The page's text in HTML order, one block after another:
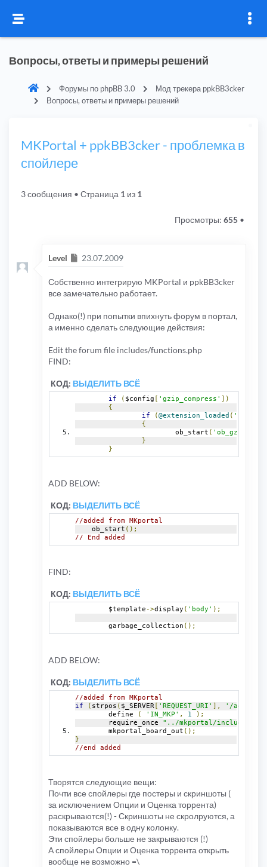
Вопросы, ответы и примеры решений
Форумы по phpBB 3.0
Мод трекера ppkBB3cker
Вопросы, ответы и примеры решений
MKPortal + ppkBB3cker - проблемка в
спойлере
3 сообщения • Страница 1 из 1
Просмотры: 655 •
Level Сообщение
23.07.2009
Собственно интегрирую MKPortal и ppkBB3cker
все замечательно работает.
Однако(!) при попытки впихнуть форум в портал,
а именно сделать следующие действия:
Edit the forum file includes/functions.php
FIND:
КОД: ВЫДЕЛИТЬ ВСЁ
if ( $config 'gzip_compress'
])
{
if
( @extension_loaded ( 'zlib'
{
			ob_start
(
}
}
ADD BELOW:
КОД: ВЫДЕЛИТЬ ВСЁ
//added from MKportal
    ob_start
();
// End added
FIND:
КОД: ВЫДЕЛИТЬ ВСЁ
	$template
->display ( 'body' );
	garbage_collection
();
ADD BELOW:
КОД: ВЫДЕЛИТЬ ВСЁ
//added from MKportal
if
( strpos ( $_SERVER [ 'REQUEST_URI' ], '/adm/'
	define
( 'IN_MKP' , 1
);
	require_once
"../mkportal/include/
	mkportal_board_out
();
}
//end added
Творятся следующие вещи:
Почти все спойлеры где постеры и скриншоты (
за исключением Опции и Оценка торрента)
раскрываются(!) - Скриншоты не скролруются, а
показываются все в одну колонку.
Эти спойлеры больше не закрываются (!)
А спойлеры Опции и Оценка торрента открыть
вообще не возможно =\